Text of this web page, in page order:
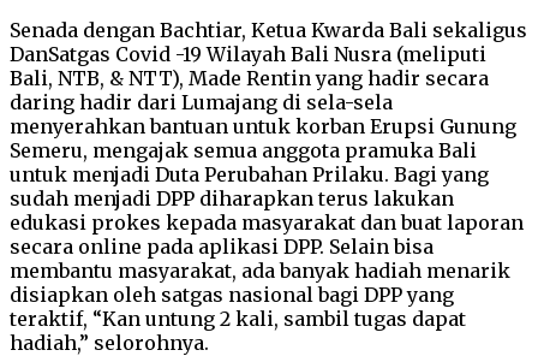
Senada dengan Bachtiar, Ketua Kwarda Bali sekaligus
DanSatgas Covid -19 Wilayah Bali Nusra (meliputi
Bali, NTB, & NTT), Made Rentin yang hadir secara
daring hadir dari Lumajang di sela-sela
menyerahkan bantuan untuk korban Erupsi Gunung
Semeru, mengajak semua anggota pramuka Bali
untuk menjadi Duta Perubahan Prilaku. Bagi yang
sudah menjadi DPP diharapkan terus lakukan
edukasi prokes kepada masyarakat dan buat laporan
secara online pada aplikasi DPP. Selain bisa
membantu masyarakat, ada banyak hadiah menarik
disiapkan oleh satgas nasional bagi DPP yang
teraktif, “Kan untung 2 kali, sambil tugas dapat
hadiah,” selorohnya.